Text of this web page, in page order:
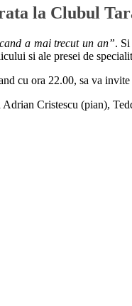
la Clubul
a mai trecut un an”.
si ale presei de
cu ora 22.00, sa va
Adrian Cristescu (pian),